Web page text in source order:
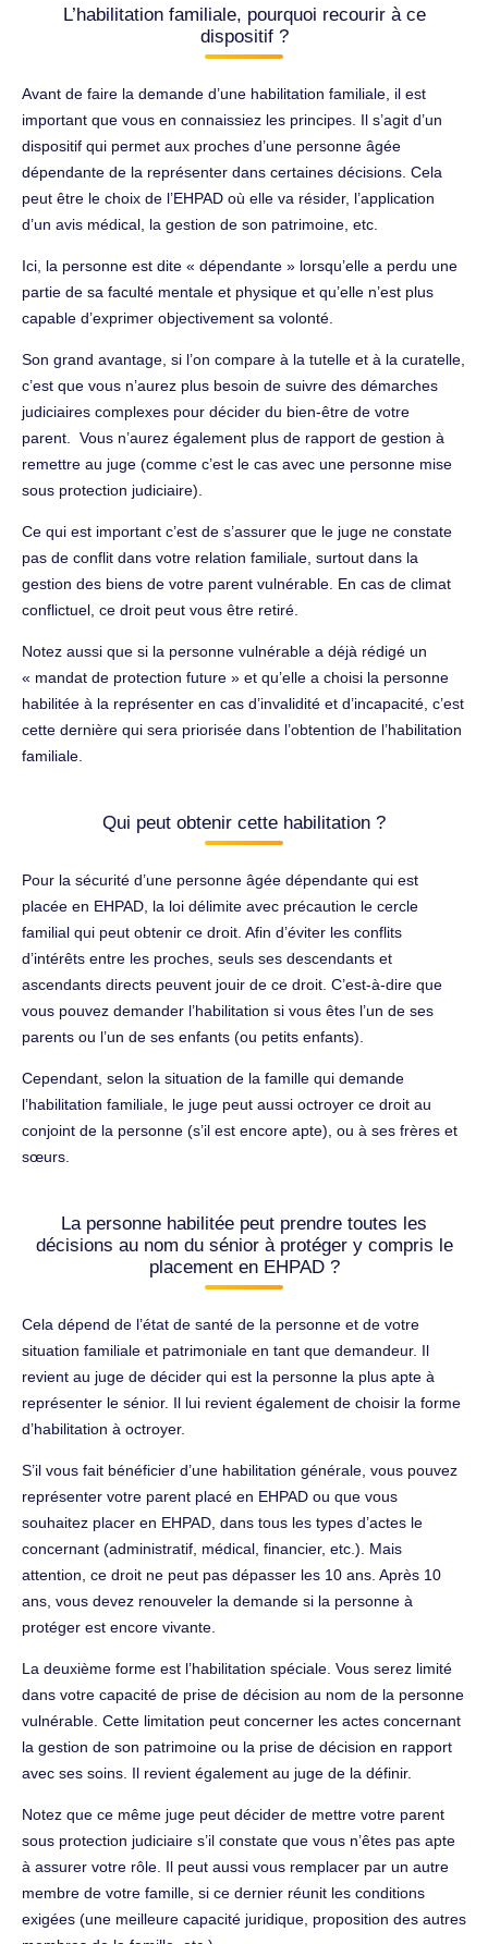
L’habilitation familiale, pourquoi recourir à ce
dispositif ?
Avant de faire la demande d’une habilitation familiale, il est
important que vous en connaissiez les principes. Il s’agit d’un
dispositif qui permet aux proches d’une personne âgée
dépendante de la représenter dans certaines décisions. Cela
peut être le choix de l’EHPAD où elle va résider, l’application
d’un avis médical, la gestion de son patrimoine, etc.
Ici, la personne est dite « dépendante » lorsqu’elle a perdu une
partie de sa faculté mentale et physique et qu’elle n’est plus
capable d’exprimer objectivement sa volonté.
Son grand avantage, si l’on compare à la tutelle et à la curatelle,
c’est que vous n’aurez plus besoin de suivre des démarches
judiciaires complexes pour décider du bien-être de votre
parent. Vous n’aurez également plus de rapport de gestion à
remettre au juge (comme c’est le cas avec une personne mise
sous protection judiciaire).
Ce qui est important c’est de s’assurer que le juge ne constate
pas de conflit dans votre relation familiale, surtout dans la
gestion des biens de votre parent vulnérable. En cas de climat
conflictuel, ce droit peut vous être retiré.
Notez aussi que si la personne vulnérable a déjà rédigé un
« mandat de protection future » et qu’elle a choisi la personne
habilitée à la représenter en cas d’invalidité et d’incapacité, c’est
cette dernière qui sera priorisée dans l’obtention de l’habilitation
familiale.
Qui peut obtenir cette habilitation ?
Pour la sécurité d’une personne âgée dépendante qui est
placée en EHPAD, la loi délimite avec précaution le cercle
familial qui peut obtenir ce droit. Afin d’éviter les conflits
d’intérêts entre les proches, seuls ses descendants et
ascendants directs peuvent jouir de ce droit. C’est-à-dire que
vous pouvez demander l’habilitation si vous êtes l’un de ses
parents ou l’un de ses enfants (ou petits enfants).
Cependant, selon la situation de la famille qui demande
l’habilitation familiale, le juge peut aussi octroyer ce droit au
conjoint de la personne (s’il est encore apte), ou à ses frères et
sœurs.
La personne habilitée peut prendre toutes les
décisions au nom du sénior à protéger y compris le
placement en EHPAD ?
Cela dépend de l’état de santé de la personne et de votre
situation familiale et patrimoniale en tant que demandeur. Il
revient au juge de décider qui est la personne la plus apte à
représenter le sénior. Il lui revient également de choisir la forme
d’habilitation à octroyer.
S’il vous fait bénéficier d’une habilitation générale, vous pouvez
représenter votre parent placé en EHPAD ou que vous
souhaitez placer en EHPAD, dans tous les types d’actes le
concernant (administratif, médical, financier, etc.). Mais
attention, ce droit ne peut pas dépasser les 10 ans. Après 10
ans, vous devez renouveler la demande si la personne à
protéger est encore vivante.
La deuxième forme est l’habilitation spéciale. Vous serez limité
dans votre capacité de prise de décision au nom de la personne
vulnérable. Cette limitation peut concerner les actes concernant
la gestion de son patrimoine ou la prise de décision en rapport
avec ses soins. Il revient également au juge de la définir.
Notez que ce même juge peut décider de mettre votre parent
sous protection judiciaire s’il constate que vous n’êtes pas apte
à assurer votre rôle. Il peut aussi vous remplacer par un autre
membre de votre famille, si ce dernier réunit les conditions
exigées (une meilleure capacité juridique, proposition des autres